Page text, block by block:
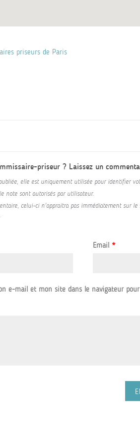
priseurs de Paris
priseur ? Laissez un
elle est uniquement utilisée pour identifier
note sont autorisés par utilisateur.
celui-ci n'appraitra pas immédiatement sur
Email *
e-mail et mon site dans le navigateur